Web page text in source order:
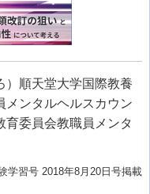
）順天堂大学国際教養
メンタルヘルスカウン
育委員会教職員メンタ
学習号 2018年8月20 日号掲載